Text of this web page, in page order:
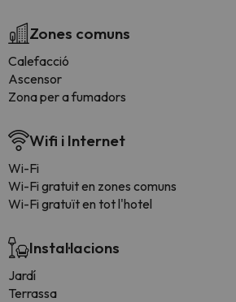
Zones comuns
Calefacció
Ascensor
Zona per a fumadors
Wifi i Internet
Wi-Fi
Wi-Fi gratuit en zones comuns
Wi-Fi gratuït en tot l'hotel
Instal·lacions
Jardí
Terrassa